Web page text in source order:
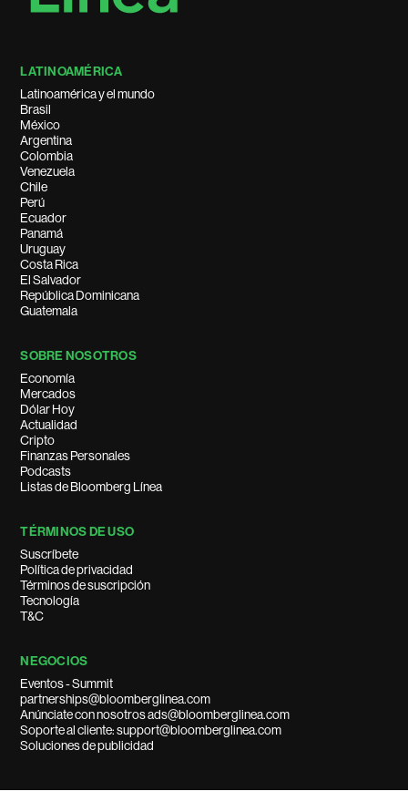
LATINOAMÉRICA
Latinoamérica y el mundo
Brasil
México
Argentina
Colombia
Venezuela
Chile
Perú
Ecuador
Panamá
Uruguay
Costa Rica
El Salvador
República Dominicana
Guatemala
SOBRE NOSOTROS
Economía
Mercados
Dólar Hoy
Actualidad
Cripto
Finanzas Personales
Podcasts
Listas de Bloomberg Línea
TÉRMINOS DE USO
Suscríbete
Política de privacidad
Términos de suscripción
Tecnología
T&C
NEGOCIOS
Eventos - Summit
partnerships@bloomberglinea.com
Anúnciate con nosotros ads@bloomberglinea.com
Soporte al cliente: support@bloomberglinea.com
Soluciones de publicidad